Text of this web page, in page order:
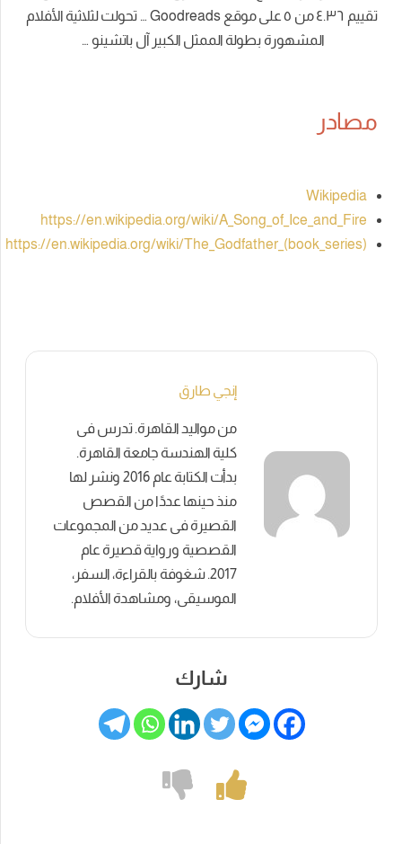
تقييم ٤.٣٦ من ٥ على موقع Goodreads … تحولت لثلاثية الأفلام
المشهورة بطولة الممثل الكبير آل باتشينو …
مصادر
Wikipedia
https://en.wikipedia.org/wiki/A_Song_of_Ice_and_Fire
https://en.wikipedia.org/wiki/The_Godfather_(book_series)
إنجي طارق
من مواليد القاهرة. تدرس فى
كلية الهندسة جامعة القاهرة.
بدأت الكتابة عام 2016 ونشر لها
منذ حينها عددًا من القصص
القصيرة فى عديد من المجموعات
القصصية ورواية قصيرة عام
2017. شغوفة بالقراءة، السفر،
الموسيقى، ومشاهدة الأفلام.
شارك